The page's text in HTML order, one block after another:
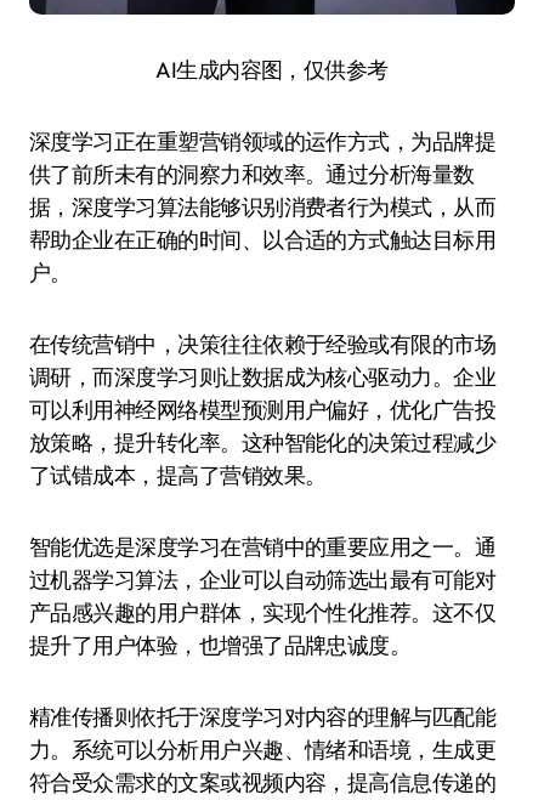
AI生成内容图，仅供参考
深度学习正在重塑营销领域的运作方式，为品牌提
供了前所未有的洞察力和效率。通过分析海量数
据，深度学习算法能够识别消费者行为模式，从而
帮助企业在正确的时间、以合适的方式触达目标用
户。
在传统营销中，决策往往依赖于经验或有限的市场
调研，而深度学习则让数据成为核心驱动力。企业
可以利用神经网络模型预测用户偏好，优化广告投
放策略，提升转化率。这种智能化的决策过程减少
了试错成本，提高了营销效果。
智能优选是深度学习在营销中的重要应用之一。通
过机器学习算法，企业可以自动筛选出最有可能对
产品感兴趣的用户群体，实现个性化推荐。这不仅
提升了用户体验，也增强了品牌忠诚度。
精准传播则依托于深度学习对内容的理解与匹配能
力。系统可以分析用户兴趣、情绪和语境，生成更
符合受众需求的文案或视频内容，提高信息传递的